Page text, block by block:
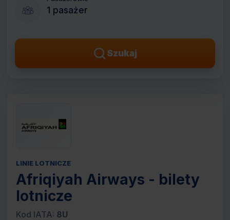
1 pasażer
Szukaj
LINIE LOTNICZE
Afriqiyah Airways - bilety
lotnicze
Kod IATA: 8U